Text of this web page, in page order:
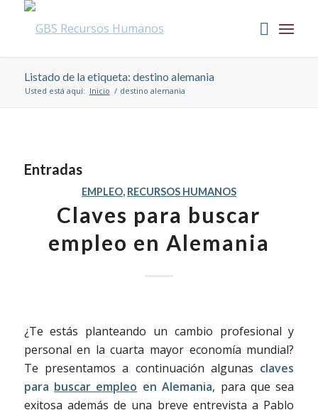
Listado de la etiqueta: destino alemania
Usted está aquí: Inicio / destino alemania
Entradas
EMPLEO, RECURSOS HUMANOS
Claves para buscar
empleo en Alemania
¿Te estás planteando un cambio profesional y
personal en la cuarta mayor economía mundial?
Te presentamos a continuación algunas claves
para buscar empleo en Alemania, para que sea
exitosa además de una breve entrevista a Pablo